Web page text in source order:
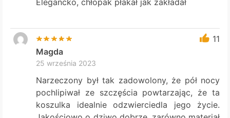
Elegancko, chłopak płakał jak zakładał
11
Magda
25 września 2023
Narzeczony był tak zadowolony, że pół nocy
pochlipiwał ze szczęścia powtarzając, że ta
koszulka idealnie odzwierciedla jego życie.